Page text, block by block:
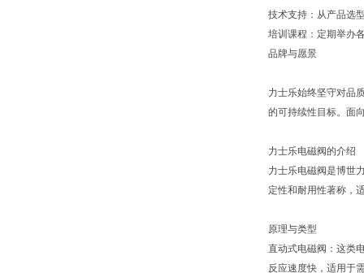
技术支持：从产品选
培训课程：定期举办
品牌与愿景
力士乐始终坚守对品
的可持续性目标。面
力士乐电磁阀的介绍
力士乐电磁阀是博世
定性和耐用性著称，
原理与类型
直动式电磁阀：这类
反应速度快，适用于